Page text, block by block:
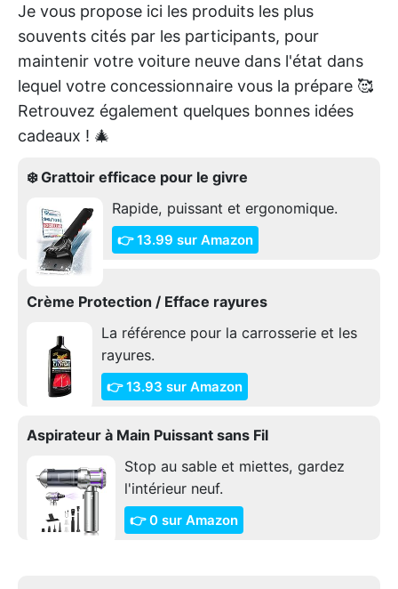
Je vous propose ici les produits les plus
souvents cités par les participants, pour
maintenir votre voiture neuve dans l'état dans
lequel votre concessionnaire vous la prépare 🥰
Retrouvez également quelques bonnes idées
cadeaux ! 🎄
❄️ Grattoir efficace pour le givre
Rapide, puissant et ergonomique.
👉 13.99 sur Amazon
Crème Protection / Efface rayures
La référence pour la carrosserie et les
rayures.
👉 13.93 sur Amazon
Aspirateur à Main Puissant sans Fil
Stop au sable et miettes, gardez
l'intérieur neuf.
👉 0 sur Amazon